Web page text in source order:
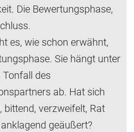
Die Bewertungsphase,
es, wie schon erwähnt,
Sie hängt unter
des
ab. Hat sich
bittend, verzweifelt, Rat
geäußert?